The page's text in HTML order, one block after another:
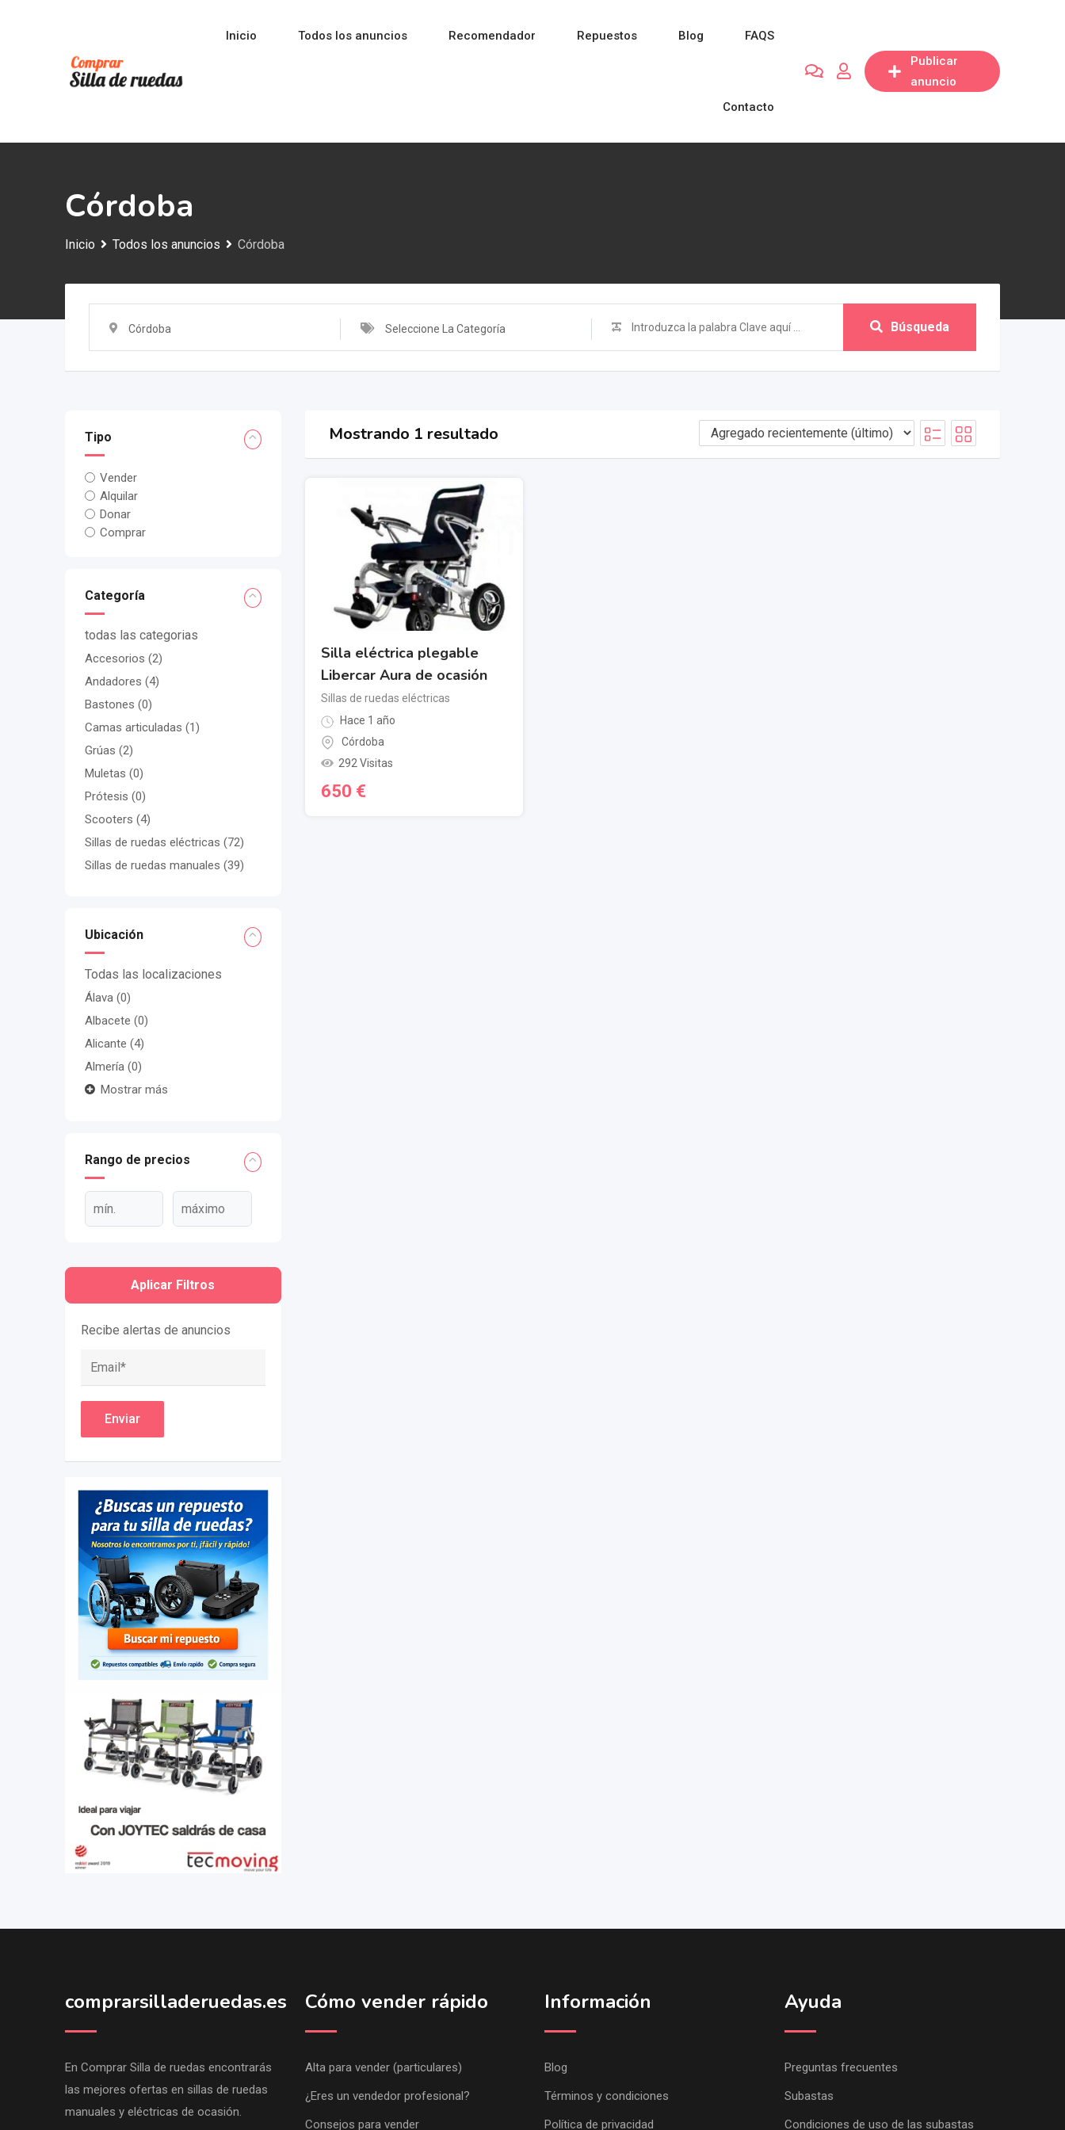
Inicio Todos los anuncios Recomendador Repuestos Blog FAQS
Contacto
Publicar
anuncio
Córdoba
Inicio Todos los anuncios Córdoba
Córdoba Seleccione La Categoría Búsqueda
Tipo
Vender
Alquilar
Donar
Comprar
Categoría
todas las categorias
Accesorios (2)
Andadores (4)
Bastones (0)
Camas articuladas (1)
Grúas (2)
Muletas (0)
Prótesis (0)
Scooters (4)
Sillas de ruedas eléctricas (72)
Sillas de ruedas manuales (39)
Ubicación
Todas las localizaciones
Álava (0)
Albacete (0)
Alicante (4)
Almería (0)
Mostrar más
Rango de precios
Aplicar Filtros
Recibe alertas de anuncios
Mostrando 1 resultado
Silla eléctrica plegable
Libercar Aura de ocasión
Sillas de ruedas eléctricas
Hace 1 año
Córdoba
292 Visitas
650 €
comprarsilladeruedas.es
En Comprar Silla de ruedas encontrarás
las mejores ofertas en sillas de ruedas
manuales y eléctricas de ocasión.
Cómo vender rápido
Alta para vender (particulares)
¿Eres un vendedor profesional?
Consejos para vender
Información
Blog
Términos y condiciones
Política de privacidad
Ayuda
Preguntas frecuentes
Subastas
Condiciones de uso de las subastas